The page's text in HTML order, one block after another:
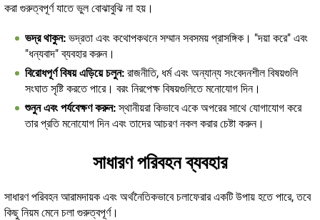
করা গুরুত্বপূর্ণ যাতে ভুল বোঝাবুঝি না হয়।
ভদ্র থাকুন: ভদ্রতা এবং কথোপকথনে সম্মান সবসময় প্রাসঙ্গিক। "দয়া করে" এবং
"ধন্যবাদ" ব্যবহার করুন।
বিরোধপূর্ণ বিষয় এড়িয়ে চলুন: রাজনীতি, ধর্ম এবং অন্যান্য সংবেদনশীল বিষয়গুলি
সংঘাত সৃষ্টি করতে পারে। বরং নিরপেক্ষ বিষয়গুলিতে মনোযোগ দিন।
শুনুন এবং পর্যবেক্ষণ করুন:স্থানীয়রা কিভাবে একে অপরের সাথে যোগাযোগ করে
তার প্রতি মনোযোগ দিন এবং তাদের আচরণ নকল করার চেষ্টা করুন।
সাধারণ পরিবহন ব্যবহার
সাধারণ পরিবহন আরামদায়ক এবং অর্থনৈতিকভাবে চলাফেরার একটি উপায় হতে পারে, তবে
কিছু নিয়ম মেনে চলা গুরুত্বপূর্ণ।